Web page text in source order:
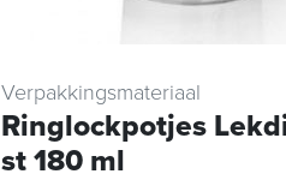
Verpakkingsmateriaal
Ringlockpotjes
st 180 ml